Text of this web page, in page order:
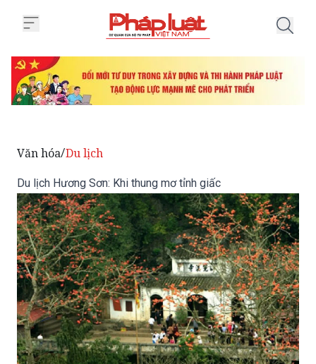
Văn hóa/Du lịch
Du lịch Hương Sơn: Khi thung mơ tỉnh giấc